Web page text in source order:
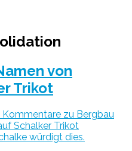
von
Trikot
Kommentare zu Bergbau
Schalker Trikot